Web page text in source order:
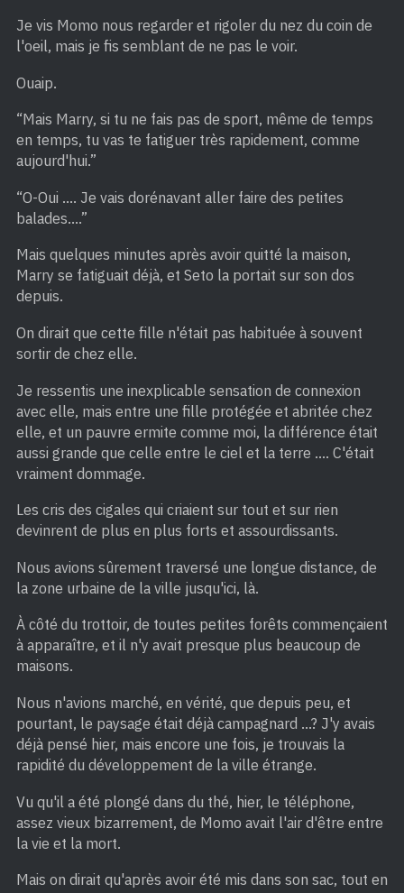
Je vis Momo nous regarder et rigoler du nez du coin de
l'oeil, mais je fis semblant de ne pas le voir.
Ouaip.
“Mais Marry, si tu ne fais pas de sport, même de temps
en temps, tu vas te fatiguer très rapidement, comme
aujourd'hui.”
“O-Oui …. Je vais dorénavant aller faire des petites
balades….”
Mais quelques minutes après avoir quitté la maison,
Marry se fatiguait déjà, et Seto la portait sur son dos
depuis.
On dirait que cette fille n'était pas habituée à souvent
sortir de chez elle.
Je ressentis une inexplicable sensation de connexion
avec elle, mais entre une fille protégée et abritée chez
elle, et un pauvre ermite comme moi, la différence était
aussi grande que celle entre le ciel et la terre …. C'était
vraiment dommage.
Les cris des cigales qui criaient sur tout et sur rien
devinrent de plus en plus forts et assourdissants.
Nous avions sûrement traversé une longue distance, de
la zone urbaine de la ville jusqu'ici, là.
À côté du trottoir, de toutes petites forêts commençaient
à apparaître, et il n'y avait presque plus beaucoup de
maisons.
Nous n'avions marché, en vérité, que depuis peu, et
pourtant, le paysage était déjà campagnard …? J'y avais
déjà pensé hier, mais encore une fois, je trouvais la
rapidité du développement de la ville étrange.
Vu qu'il a été plongé dans du thé, hier, le téléphone,
assez vieux bizarrement, de Momo avait l'air d'être entre
la vie et la mort.
Mais on dirait qu'après avoir été mis dans son sac, tout en